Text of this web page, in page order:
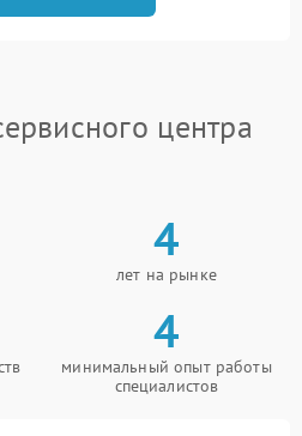
центра
4
лет на рынке
4
минимальный опыт работы
специалистов